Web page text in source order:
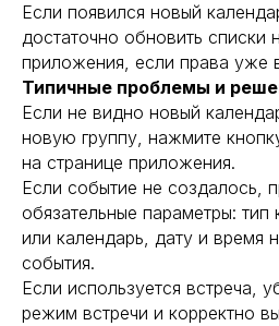
Если появился новый
достаточно обновить списки
приложения, если права уже
Типичные проблемы и
Если не видно новый
новую группу, нажмите
на странице приложения.
Если событие не создалось,
обязательные параметры: тип
или календарь, дату и время
события.
Если используется встреча,
режим встречи и корректно